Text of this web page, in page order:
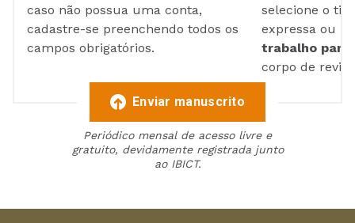
caso não possua uma conta,
cadastre-se preenchendo todos os
campos obrigatórios.
selecione o
expressa ou
trabalho para
corpo de
Enviar manuscrito
Periódico mensal de acesso livre e
gratuito, devidamente registrada junto
ao IBICT.